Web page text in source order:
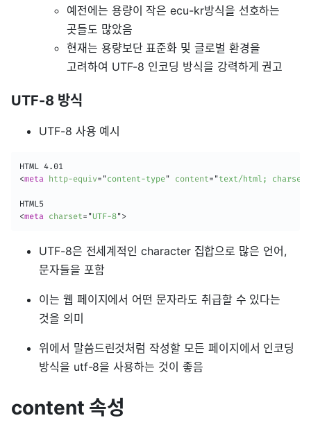
예전에는 용량이 작은 ecu-kr방식을 선호하는
곳들도 많았음
현재는 용량보단 표준화 및 글로벌 환경을
고려하여 UTF-8 인코딩 방식을 강력하게 권고
UTF-8 방식
UTF-8 사용 예시
<meta http-equiv= "content-type" content= "text/html;
<meta charset= "UTF-8">
UTF-8은 전세계적인 character 집합으로 많은 언어,
문자들을 포함
이는 웹 페이지에서 어떤 문자라도 취급할 수 있다는
것을 의미
위에서 말씀드린것처럼 작성할 모든 페이지에서 인코딩
방식을 utf-8을 사용하는 것이 좋음
content 속성